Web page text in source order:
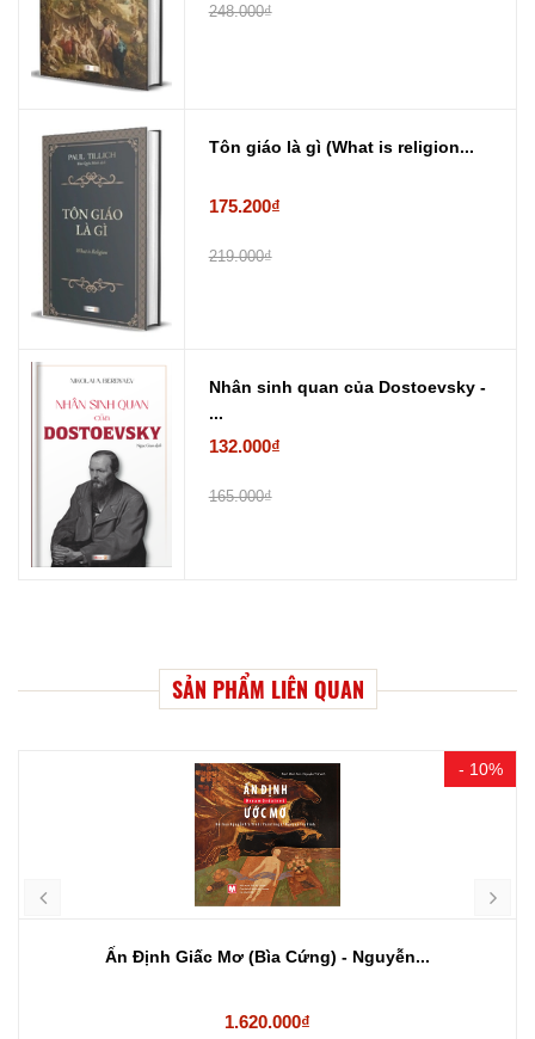
248.000₫
Tôn giáo là gì (What is religion...
175.200₫
219.000₫
Nhân sinh quan của Dostoevsky -
...
132.000₫
165.000₫
SẢN PHẨM LIÊN QUAN
- 10%
Ấn Định Giấc Mơ (Bìa Cứng) - Nguyễn...
1.620.000₫